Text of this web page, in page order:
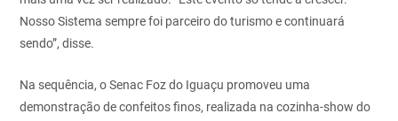
Nosso Sistema sempre foi parceiro do turismo e continuará
sendo”, disse.
Na sequência, o Senac Foz do Iguaçu promoveu uma
demonstração de confeitos finos, realizada na cozinha-show do